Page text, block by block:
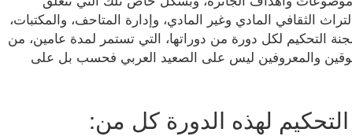
الثقافي المادي وغير المادي، وإدارة المتاحف، والمكتبات،
التحكيم لكل دورة من دوراتها، التي تستمر لمدة عامين، من
والمعروفين ليس على الصعيد العربي فحسب بل على
لهذه الدورة كل من: